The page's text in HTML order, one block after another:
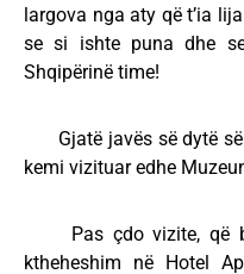
largova nga aty që t’ia
se si ishte puna dhe
Shqipërinë time!
Gjatë javës së dytë së
kemi vizituar edhe
Pas çdo vizite, që
ktheheshim në Hotel